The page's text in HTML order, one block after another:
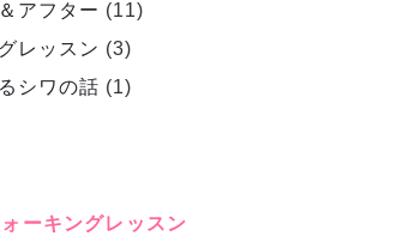
アフター (11)
レッスン (3)
シワの話 (1)
ーキングレッスン